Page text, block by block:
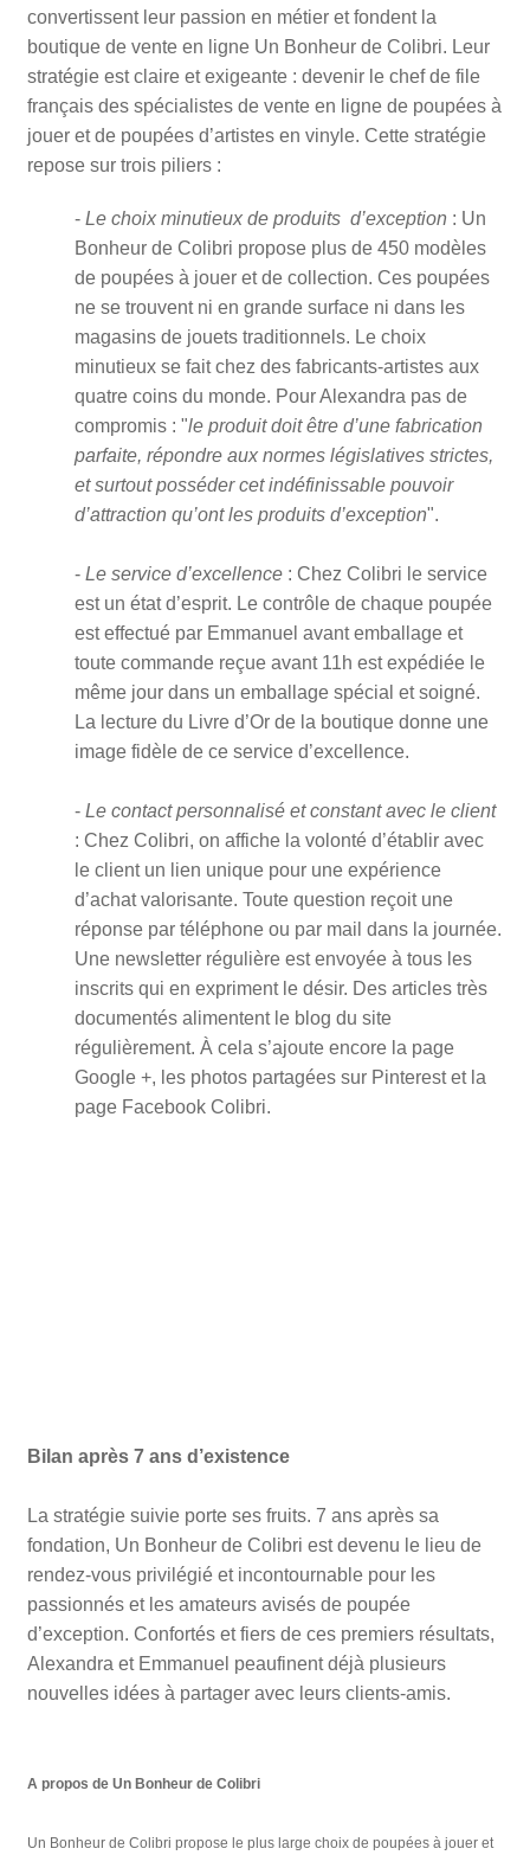
convertissent leur passion en métier et fondent la
boutique de vente en ligne Un Bonheur de Colibri. Leur
stratégie est claire et exigeante : devenir le chef de file
français des spécialistes de vente en ligne de poupées à
jouer et de poupées d’artistes en vinyle. Cette stratégie
repose sur trois piliers :
-Le choix minutieux de produits d’exception : Un
Bonheur de Colibri propose plus de 450 modèles
de poupées à jouer et de collection. Ces poupées
ne se trouvent ni en grande surface ni dans les
magasins de jouets traditionnels. Le choix
minutieux se fait chez des fabricants-artistes aux
quatre coins du monde. Pour Alexandra pas de
compromis : "le produit doit être d’une fabrication
parfaite, répondre aux normes législatives strictes,
et surtout posséder cet indéfinissable pouvoir
d’attraction qu’ont les produits d’exception".
-Le service d’excellence : Chez Colibri le service
est un état d’esprit. Le contrôle de chaque poupée
est effectué par Emmanuel avant emballage et
toute commande reçue avant 11h est expédiée le
même jour dans un emballage spécial et soigné.
La lecture du Livre d’Or de la boutique donne une
image fidèle de ce service d’excellence.
-Le contact personnalisé et constant avec le client
: Chez Colibri, on affiche la volonté d’établir avec
le client un lien unique pour une expérience
d’achat valorisante. Toute question reçoit une
réponse par téléphone ou par mail dans la journée.
Une newsletter régulière est envoyée à tous les
inscrits qui en expriment le désir. Des articles très
documentés alimentent le blog du site
régulièrement. À cela s’ajoute encore la page
Google +, les photos partagées sur Pinterest et la
page Facebook Colibri.
Bilan après 7 ans d’existence
La stratégie suivie porte ses fruits. 7 ans après sa
fondation, Un Bonheur de Colibri est devenu le lieu de
rendez-vous privilégié et incontournable pour les
passionnés et les amateurs avisés de poupée
d’exception. Confortés et fiers de ces premiers résultats,
Alexandra et Emmanuel peaufinent déjà plusieurs
nouvelles idées à partager avec leurs clients-amis.
A propos de Un Bonheur de Colibri
Un Bonheur de Colibri propose le plus large choix de poupées à jouer et